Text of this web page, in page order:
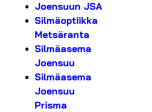
Joensuun JSA
Silmäoptiikka
Metsäranta
Silmäasema
Joensuu
Silmäasema
Joensuu
Prisma